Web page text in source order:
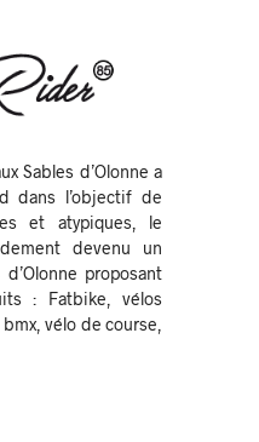
Sables d’Olonne a
dans l’objectif de
et atypiques, le
devenu un
proposant
: Fatbike, vélos
vélo de course,